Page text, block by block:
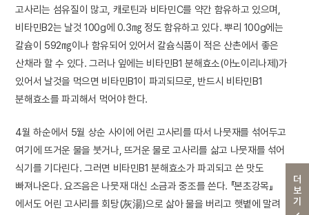
더보기
고사리는 섬유질이 많고, 캐로틴과 비타민C를 약간 함유하고 있으며,
비타민B2는 날것 100g에 0.3㎎ 정도 함유하고 있다. 뿌리 100g에는
칼슘이 592㎎이나 함유되어 있어서 칼슘식품이 적은 산촌에서 좋은
산채라 할 수 있다. 그러나 잎에는 비타민B1 분해효소(아노이리나제)가
있어서 날것을 먹으면 비타민B1이 파괴되므로, 반드시 비타민B1
분해효소를 파괴해서 먹어야 한다.
4월 하순에서 5월 상순 사이에 어린 고사리를 따서 나뭇재를 섞어두고
여기에 뜨거운 물을 붓거나, 뜨거운 물로 고사리를 삶고 나뭇재를 섞어
식기를 기다린다. 그러면 비타민B1 분해효소가 파괴되고 쓴 맛도
빠져나온다. 요즈음은 나뭇재 대신 소금과 중조를 쓴다. 『본초강목』
에서도 어린 고사리를 회탕(灰湯)으로 삶아 물을 버리고 햇볕에 말려